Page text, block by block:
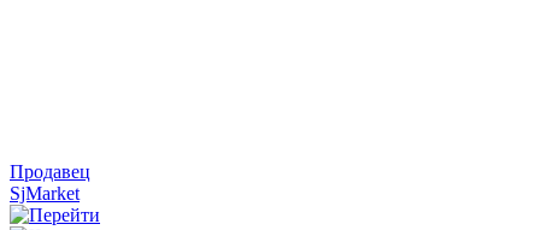
Продавец
SjMarket